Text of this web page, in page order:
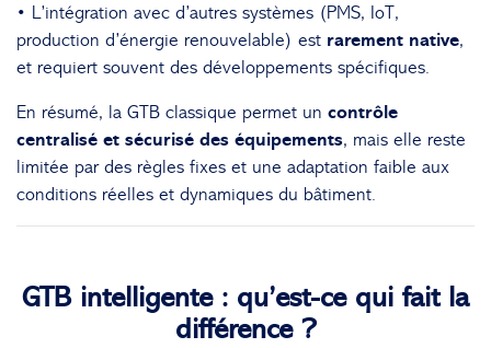
• L’intégration avec d’autres systèmes (PMS, IoT,
production d’énergie renouvelable) est rarement native,
et requiert souvent des développements spécifiques.
En résumé, la GTB classique permet un contrôle
centralisé et sécurisé des équipements, mais elle reste
limitée par des règles fixes et une adaptation faible aux
conditions réelles et dynamiques du bâtiment.
GTB intelligente : qu’est-ce qui fait la
différence ?